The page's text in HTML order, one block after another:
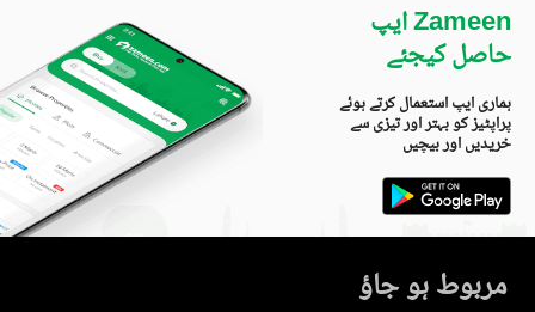
Zameen ایپ
حاصل کیجئے
ہماری ایپ استعمال کرتے ہوئے
پراپٹیز کو بہتر اور تیزی سے
خریدیں اور بیچیں
مربوط ہو جاؤ